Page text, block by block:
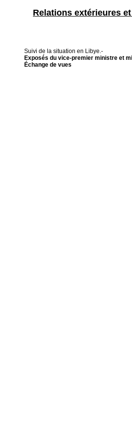
Relations extérieures
Suivi de la situation en Libye.-
Exposés du vice-premier ministre et
Échange de vues